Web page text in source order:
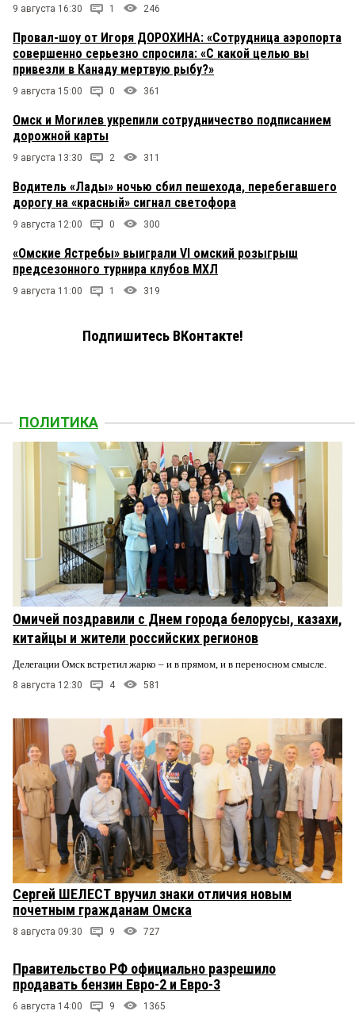
9 августа 16:30 1 246
Провал-шоу от Игоря ДОРОХИНА: «Сотрудница аэропорта
совершенно серьезно спросила: «С какой целью вы
привезли в Канаду мертвую рыбу?»
9 августа 15:00 0 361
Омск и Могилев укрепили сотрудничество подписанием
дорожной карты
9 августа 13:30 2 311
Водитель «Лады» ночью сбил пешехода, перебегавшего
дорогу на «красный» сигнал светофора
9 августа 12:00 0 300
«Омские Ястребы» выиграли VI омский розыгрыш
предсезонного турнира клубов МХЛ
9 августа 11:00 1 319
Подпишитесь ВКонтакте!
ПОЛИТИКА
Омичей поздравили с Днем города белорусы, казахи,
китайцы и жители российских регионов
Делегации Омск встретил жарко – и в прямом, и в переносном смысле.
8 августа 12:30 4 581
Сергей ШЕЛЕСТ вручил знаки отличия новым
почетным гражданам Омска
8 августа 09:30 9 727
Правительство РФ официально разрешило
продавать бензин Евро-2 и Евро-3
6 августа 14:00 9 1365